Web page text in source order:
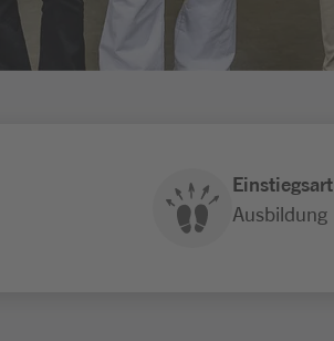
Einstiegsart
Ausbildung